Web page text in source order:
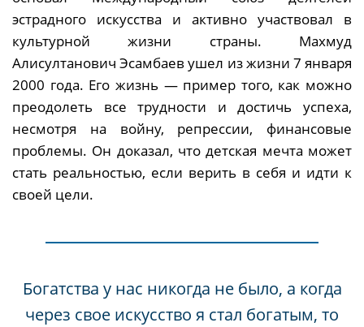
эстрадного искусства и активно участвовал в
культурной жизни страны. Махмуд
Алисултанович Эсамбаев ушел из жизни 7 января
2000 года. Его жизнь — пример того, как можно
преодолеть все трудности и достичь успеха,
несмотря на войну, репрессии, финансовые
проблемы. Он доказал, что детская мечта может
стать реальностью, если верить в себя и идти к
своей цели.
Богатства у нас никогда не было, а когда
через свое искусство я стал богатым, то